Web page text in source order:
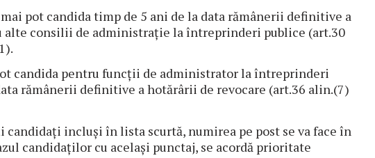
pot candida timp de 5 ani de la data rămânerii definitive a
alte consilii de administrație la întreprinderi publice (art.30
candida pentru funcții de administrator la întreprinderi
rămânerii definitive a hotărârii de revocare (art.36 alin.(7)
incluși în lista scurtă, numirea pe post se va face în
candidaților cu același punctaj, se acordă prioritate